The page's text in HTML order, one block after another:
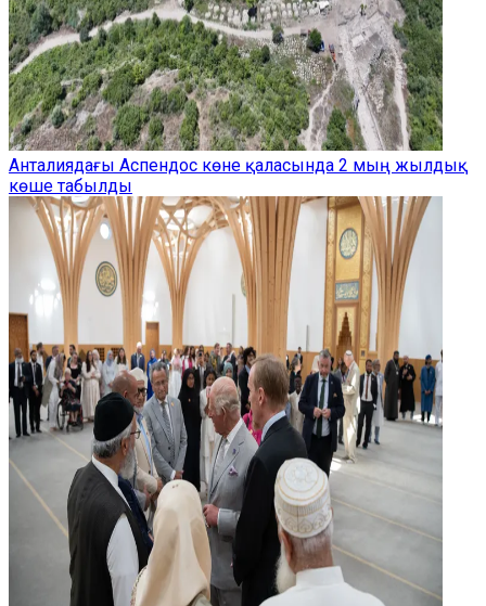
Анталиядағы Аспендос көне қаласында 2 мың жылдық
көше табылды